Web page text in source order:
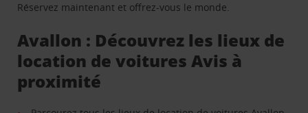
Réservez maintenant et offrez-vous le monde.
Avallon : Découvrez les lieux de
location de voitures Avis à
proximité